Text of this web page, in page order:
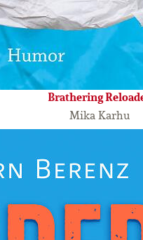
Brathering
Mika Karhu